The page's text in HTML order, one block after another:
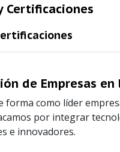
Certificaciones
de Empresas en
como líder
por integrar
e innovadores.